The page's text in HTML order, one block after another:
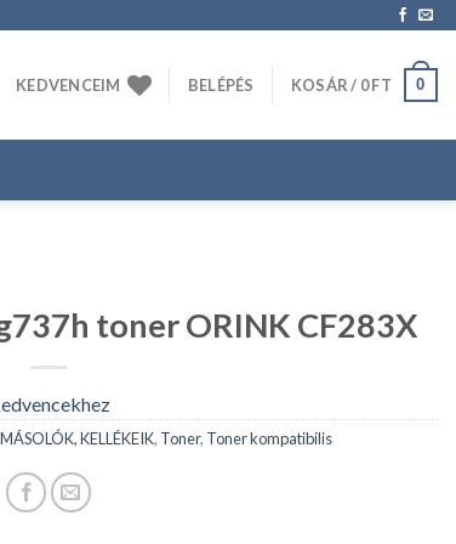
KEDVENCEIM BELÉPÉS KOSÁR / 0FT 0
toner ORINK CF283X
KELLÉKEIK, Toner, Toner kompatibilis